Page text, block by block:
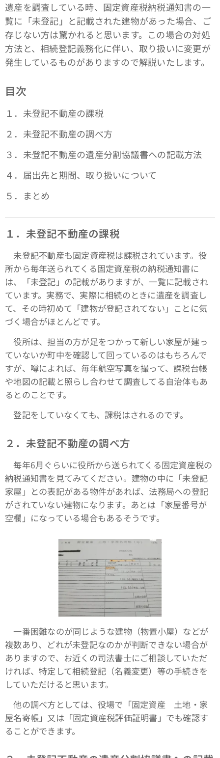
遺産を調査している時、固定資産税納税通知書の一
覧に「未登記」と記載された建物があった場合、ご
存じない方は驚かれると思います。この場合の対処
方法と、相続登記義務化に伴い、取り扱いに変更が
発生しているものがありますので解説いたします。
目次
１．未登記不動産の課税
２．未登記不動産の調べ方
３．未登記不動産の遺産分割協議書への記載方法
４．届出先と期間、取り扱いについて
５．まとめ
１．未登記不動産の課税
未登記不動産も固定資産税は課税されています。役
所から毎年送られてくる固定資産税の納税通知書に
は、「未登記」の記載がありますが、一覧に記載され
ています。実務で、実際に相続のときに遺産を調査し
て、その時初めて「建物が登記されてない」ことに気
づく場合がほとんどです。
役所は、担当の方が足をつかって新しい家屋が建っ
ていないか町中を確認して回っているのはもちろんで
すが、噂によれば、毎年航空写真を撮って、課税台帳
や地図の記載と照らし合わせて調査してる自治体もあ
るとのことです。
登記をしていなくても、課税はされるのです。
２．未登記不動産の調べ方
毎年6月ぐらいに役所から送られてくる固定資産税の
納税通知書を見てみてください。建物の中に「未登記
家屋」との表記がある物件があれば、法務局への登記
がされていない建物になります。あとは「家屋番号が
空欄」になっている場合もあるそうです。
一番困難なのが同じような建物（物置小屋）などが
複数あり、どれが未登記なのかが判断できない場合が
ありますので、お近くの司法書士にご相談していただ
ければ、特定して相続登記（名義変更）等の手続きを
していただけると思います。
他の調べ方としては、役場で「固定資産 土地・家
屋名寄帳」又は「固定資産税評価証明書」でも確認す
ることができます。